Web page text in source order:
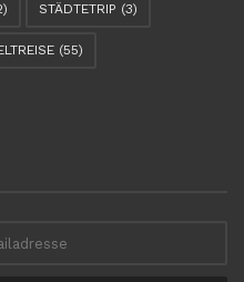
STÄDTETRIP (3)
(55)